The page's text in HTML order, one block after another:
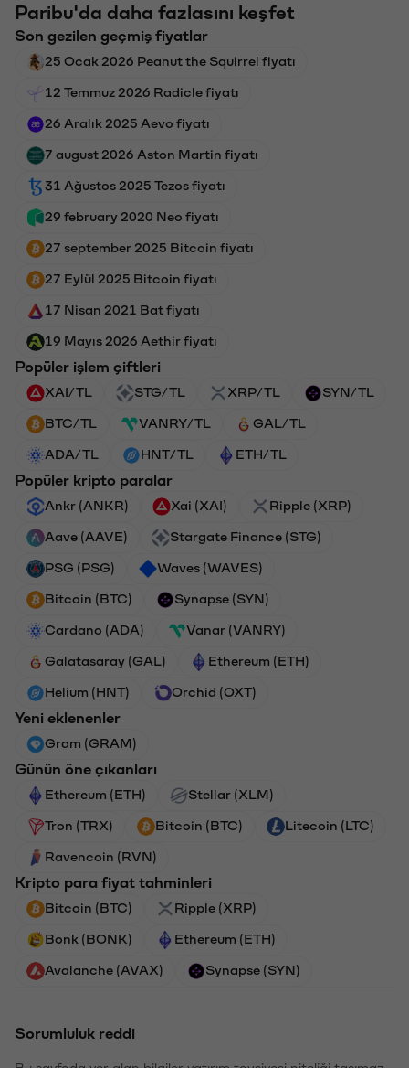
Paribu'da daha fazlasını keşfet
Son gezilen geçmiş fiyatlar
25 Ocak 2026 Peanut the Squirrel fiyatı
12 Temmuz 2026 Radicle fiyatı
26 Aralık 2025 Aevo fiyatı
7 august 2026 Aston Martin fiyatı
31 Ağustos 2025 Tezos fiyatı
29 february 2020 Neo fiyatı
27 september 2025 Bitcoin fiyatı
27 Eylül 2025 Bitcoin fiyatı
17 Nisan 2021 Bat fiyatı
19 Mayıs 2026 Aethir fiyatı
Popüler işlem çiftleri
XAI/TL STG/TL XRP/TL SYN/TL
BTC/TL VANRY/TL GAL/TL
ADA/TL HNT/TL ETH/TL
Popüler kripto paralar
Ankr (ANKR) Xai (XAI) Ripple (XRP)
Aave (AAVE) Stargate Finance (STG)
PSG (PSG) Waves (WAVES)
Bitcoin (BTC) Synapse (SYN)
Cardano (ADA) Vanar (VANRY)
Galatasaray (GAL) Ethereum (ETH)
Helium (HNT) Orchid (OXT)
Yeni eklenenler
Gram (GRAM)
Günün öne çıkanları
Ethereum (ETH) Stellar (XLM)
Tron (TRX) Bitcoin (BTC) Litecoin (LTC)
Ravencoin (RVN)
Kripto para fiyat tahminleri
Bitcoin (BTC) Ripple (XRP)
Bonk (BONK) Ethereum (ETH)
Avalanche (AVAX) Synapse (SYN)
Sorumluluk reddi